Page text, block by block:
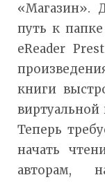
«Магазин».
путь к
eReader
книги
Теперь
начать
авторам,